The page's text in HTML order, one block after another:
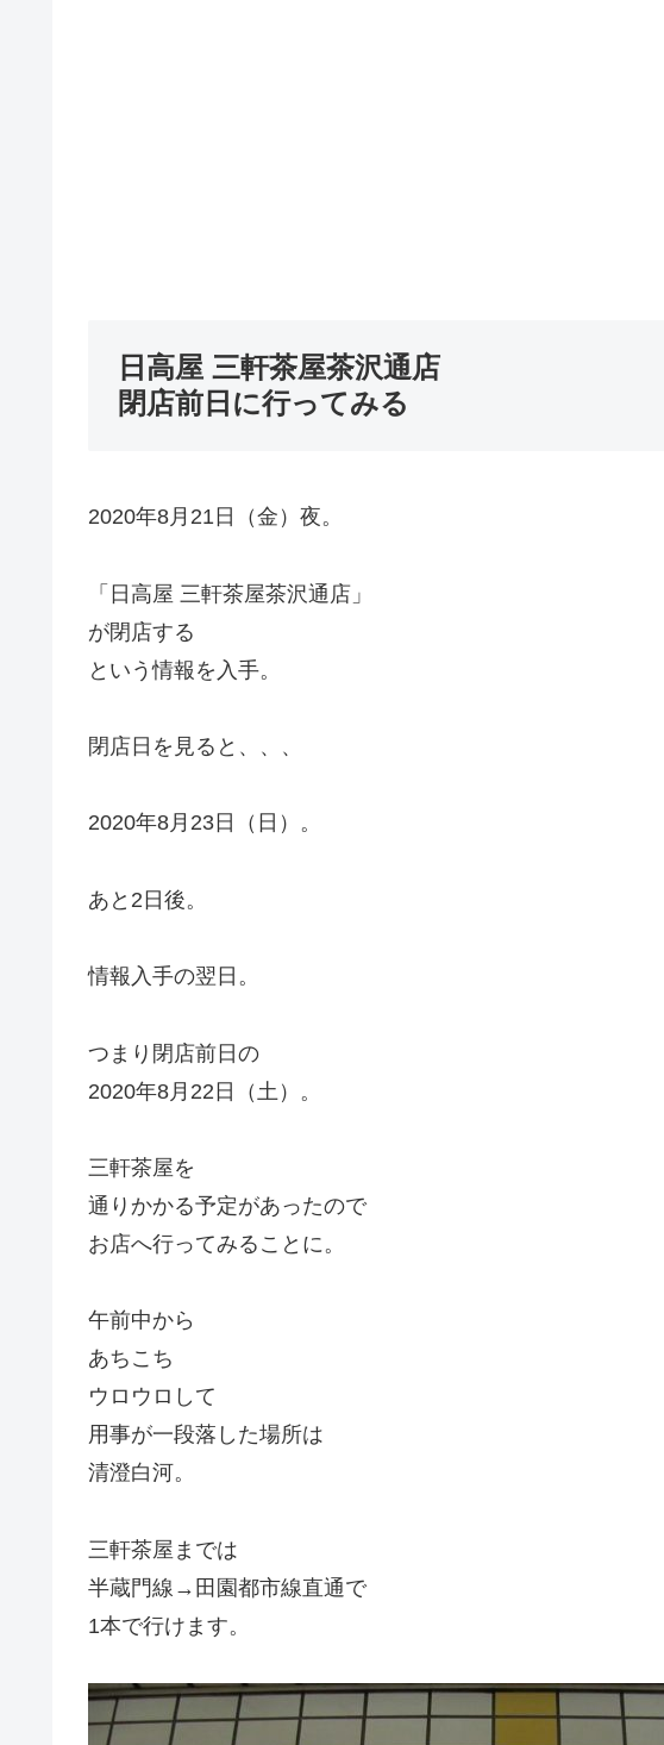
日高屋 三軒茶屋茶沢通店
閉店前日に行ってみる
2020年8月21日（金）夜。
「日高屋 三軒茶屋茶沢通店」
が閉店する
という情報を入手。
閉店日を見ると、、、
2020年8月23日（日）。
あと2日後。
情報入手の翌日。
つまり閉店前日の
2020年8月22日（土）。
三軒茶屋を
通りかかる予定があったので
お店へ行ってみることに。
午前中から
あちこち
ウロウロして
用事が一段落した場所は
清澄白河。
三軒茶屋までは
半蔵門線→田園都市線直通で
1本で行けます。